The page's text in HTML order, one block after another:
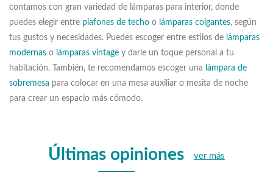
contamos con gran variedad de lámparas para interior, donde
puedes elegir entre plafones de techo o lámparas colgantes, según
tus gustos y necesidades. Puedes escoger entre estilos de lámparas
modernas o lámparas vintage y darle un toque personal a tu
habitación. También, te recomendamos escoger una lámpara de
sobremesa para colocar en una mesa auxiliar o mesita de noche
para crear un espacio más cómodo.
Últimas opiniones ver más